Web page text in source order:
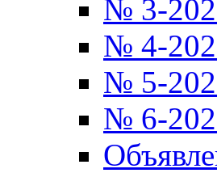
№ 3-
№ 4-
№ 5-
№ 6-